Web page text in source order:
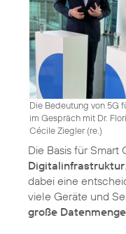
Die Bedeutung von 5G
im Gespräch mit Dr.
Cécile Ziegler (re.)
Die Basis für Smart
Digitalinfrastruktur
dabei eine
viele Geräte und
große